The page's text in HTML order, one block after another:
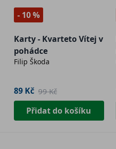
- 10 %
Karty - Kvarteto Vítej v
pohádce
Filip Škoda
89 Kč 99 Kč
Přidat do košíku